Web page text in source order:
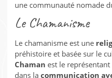
une communauté nomade
Le Chamanisme
Le chamanisme est une
préhistoire et basée sur le
Chaman est le représentant
dans la communication